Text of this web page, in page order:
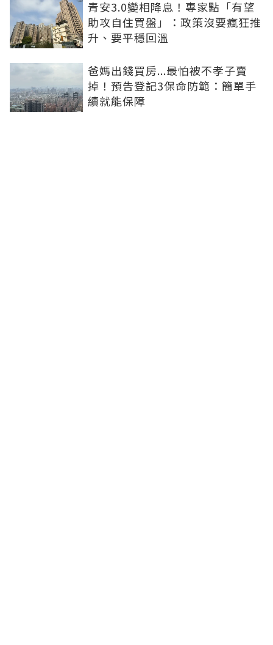
青安3.0變相降息！專家點「有望
助攻自住買盤」：政策沒要瘋狂推
升、要平穩回溫
爸媽出錢買房...最怕被不孝子賣
掉！預告登記3保命防範：簡單手
續就能保障